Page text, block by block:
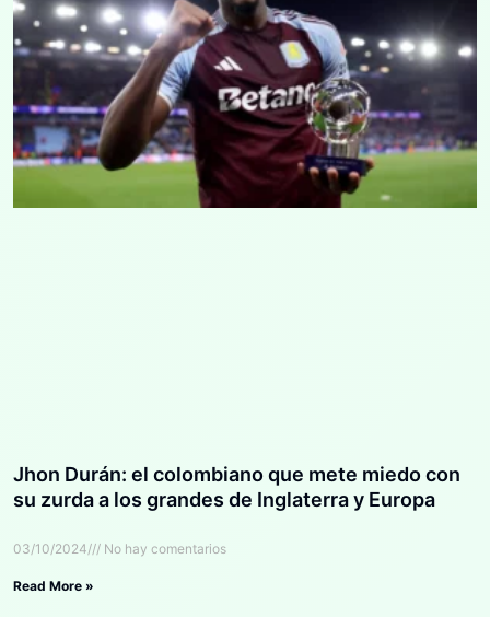
Jhon Durán: el colombiano que mete miedo con
su zurda a los grandes de Inglaterra y Europa
03/10/2024 No hay comentarios
Read More »